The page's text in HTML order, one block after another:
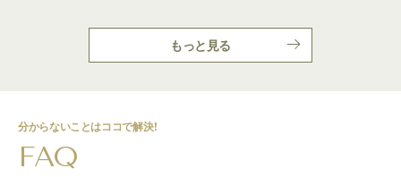
もっと見る
分からないことはココで解決！
FAQ